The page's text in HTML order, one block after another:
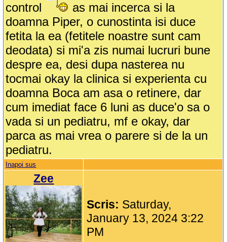
control
as mai incerca si la
doamna Piper, o cunostinta isi duce
fetita la ea (fetitele noastre sunt cam
deodata) si mi'a zis numai lucruri bune
despre ea, desi dupa nasterea nu
tocmai okay la clinica si experienta cu
doamna Boca am asa o retinere, dar
cum imediat face 6 luni as duce'o sa o
vada si un pediatru, mf e okay, dar
parca as mai vrea o parere si de la un
pediatru.
Inapoi sus
Zee
Scris: Saturday,
January 13, 2024 3:22
PM